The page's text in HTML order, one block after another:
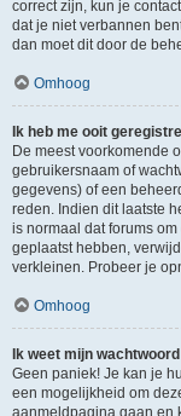
correct zijn, kun je
dat je niet verbannen
dan moet dit door de
Omhoog
Ik heb me ooit
De meest voorkomende
gebruikersnaam of
gegevens) of een
reden. Indien dit laatste
is normaal dat forums
geplaatst hebben,
verkleinen. Probeer je
Omhoog
Ik weet mijn
Geen paniek! Je kan je
een mogelijkheid om
aanmeldpagina gaan en